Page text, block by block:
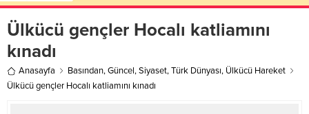
Ülkücü gençler Hocalı katliamını
kınadı
Anasayfa Basından,Güncel,Siyaset,Türk Dünyası, Ülkücü Hareket
Ülkücü gençler Hocalı katliamını kınadı